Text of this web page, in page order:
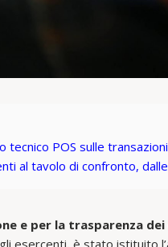
tecnico POS sulle
al tavolo di confronto,
e per la trasparenza
esercenti, è stato istituito